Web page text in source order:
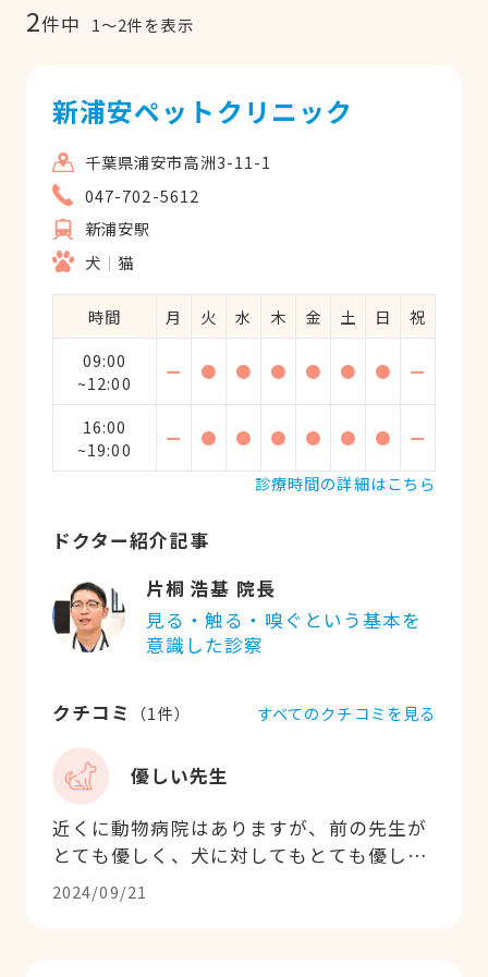
2件中 1〜2件を表示
新浦安ペットクリニック
千葉県浦安市高洲3-11-1
047-702-5612
新浦安駅
犬
猫
時間 月 火 水 木 金 土 日
祝
09:00
~12:00
ー ● ● ● ● ● ● ー
16:00
~19:00
ー ● ● ● ● ● ●
ー
診療時間の詳細はこちら
ドクター紹介記事
片桐 浩基 院長
見る・触る・嗅ぐという基本を
意識した診察
クチコミ （1件）
優しい先生
近くに動物病院はありますが、前の先生が
とても優しく、犬に対してもとても優しい
先生だったことから通院していました。 ご
病気で閉院されたと聞き、一度は別の病院
2024/09/21
すべてのクチコミを見る